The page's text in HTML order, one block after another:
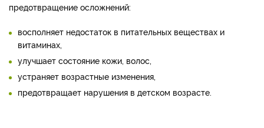
предотвращение осложнений:
восполняет недостаток в питательных веществах и
витаминах,
улучшает состояние кожи, волос,
устраняет возрастные изменения,
предотвращает нарушения в детском возрасте.